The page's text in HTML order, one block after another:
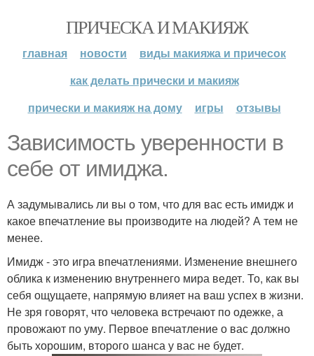
ПРИЧЕСКА И МАКИЯЖ
главная новости
виды макияжа и причесок
как делать прически и макияж
прически и макияж на дому
игры отзывы
Зависимость уверенности в
себе от имиджа.
А задумывались ли вы о том, что для вас есть имидж и
какое впечатление вы производите на людей? А тем не
менее.
Имидж - это игра впечатлениями. Изменение внешнего
облика к изменению внутреннего мира ведет. То, как вы
себя ощущаете, напрямую влияет на ваш успех в жизни.
Не зря говорят, что человека встречают по одежке, а
провожают по уму. Первое впечатление о вас должно
быть хорошим, второго шанса у вас не будет.